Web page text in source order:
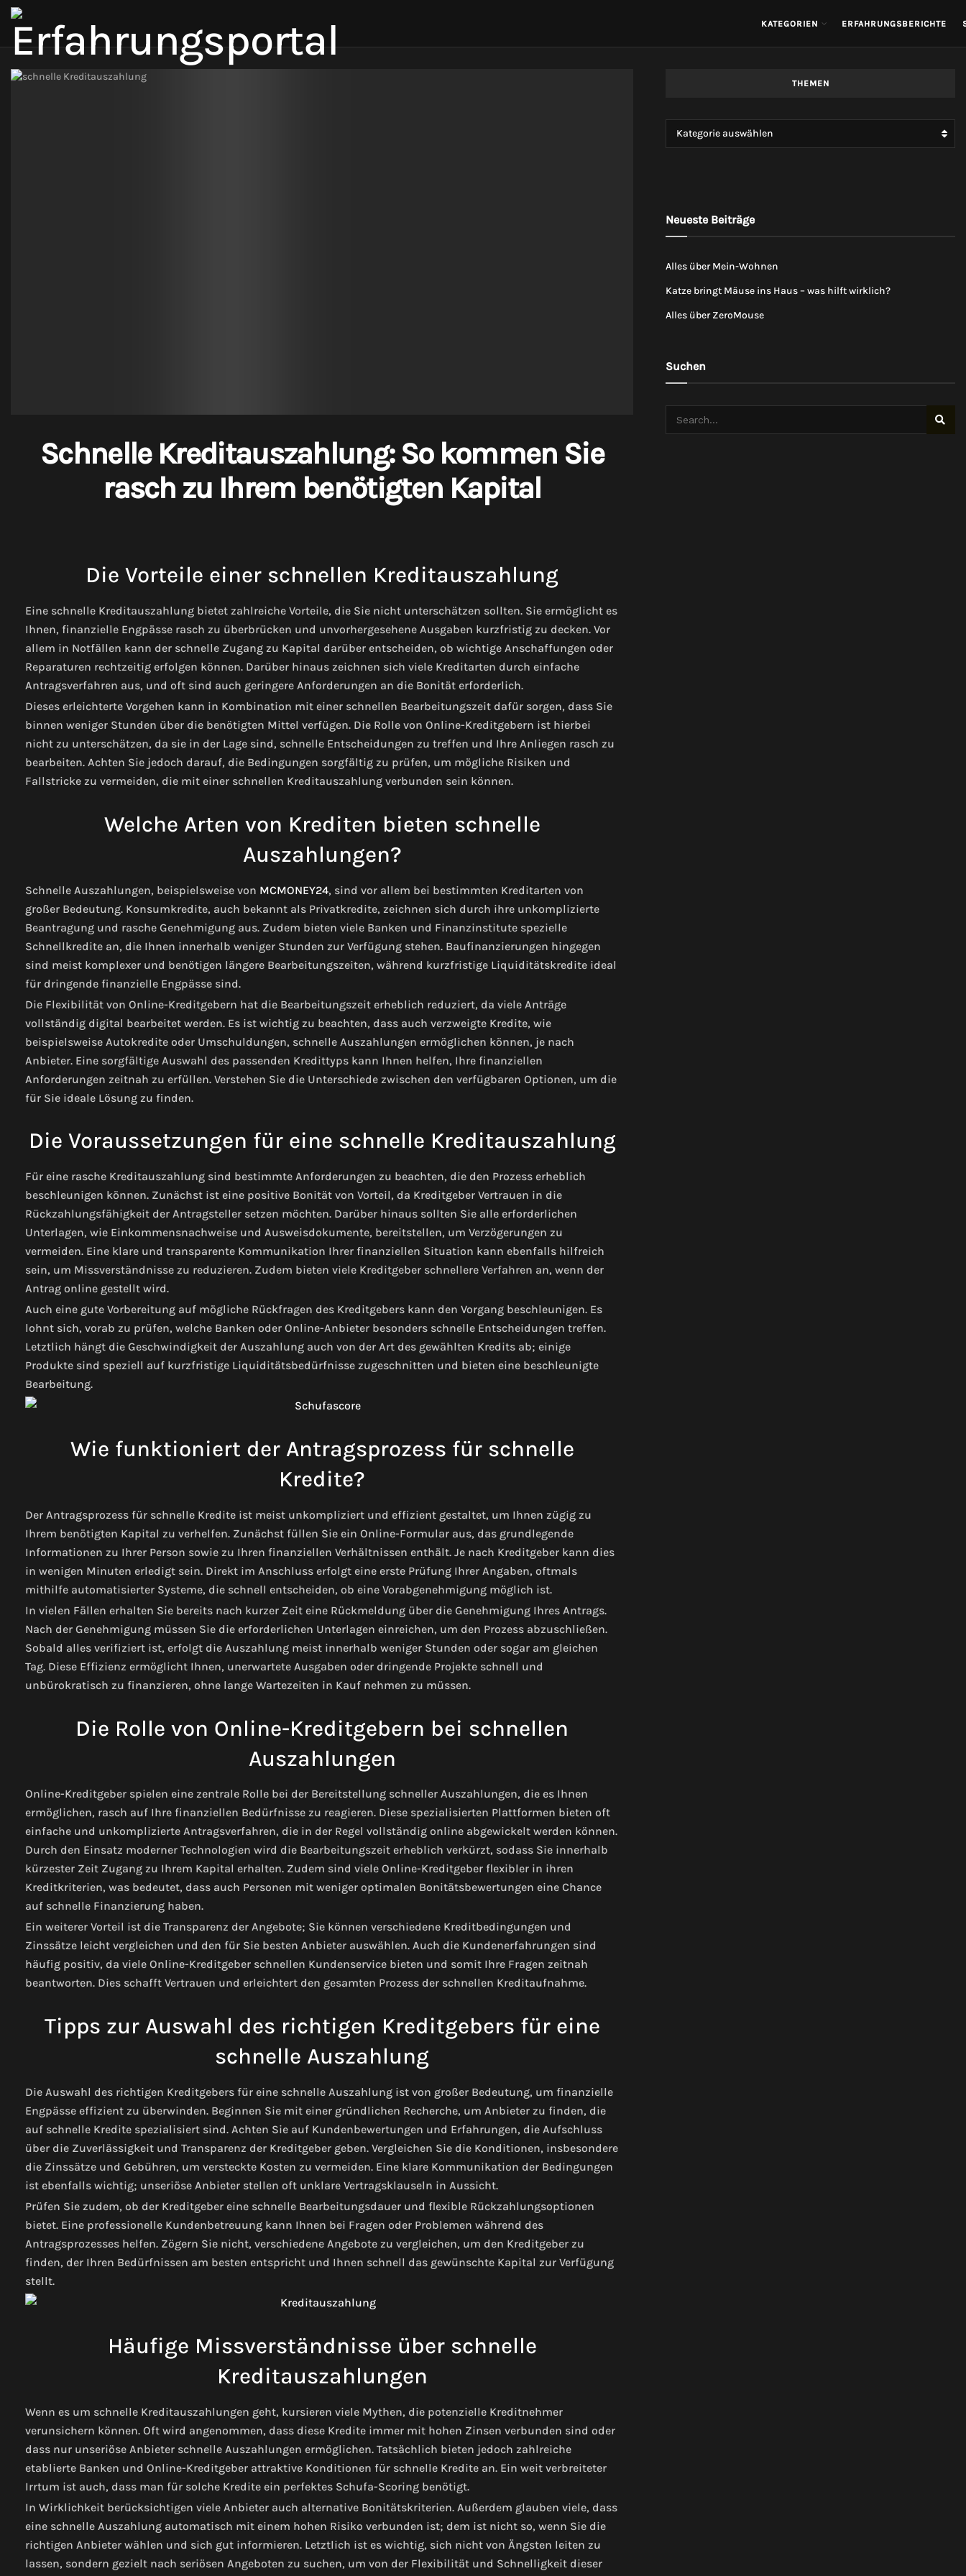
KATEGORIEN ERFAHRUNGSBERICHTE
Schnelle Kreditauszahlung: So kommen Sie
rasch zu Ihrem benötigten Kapital
Die Vorteile einer schnellen Kreditauszahlung
Eine schnelle Kreditauszahlung bietet zahlreiche Vorteile, die Sie nicht unterschätzen sollten. Sie ermöglicht es
Ihnen, finanzielle Engpässe rasch zu überbrücken und unvorhergesehene Ausgaben kurzfristig zu decken. Vor
allem in Notfällen kann der schnelle Zugang zu Kapital darüber entscheiden, ob wichtige Anschaffungen oder
Reparaturen rechtzeitig erfolgen können. Darüber hinaus zeichnen sich viele Kreditarten durch einfache
Antragsverfahren aus, und oft sind auch geringere Anforderungen an die Bonität erforderlich.
Dieses erleichterte Vorgehen kann in Kombination mit einer schnellen Bearbeitungszeit dafür sorgen, dass Sie
binnen weniger Stunden über die benötigten Mittel verfügen. Die Rolle von Online-Kreditgebern ist hierbei
nicht zu unterschätzen, da sie in der Lage sind, schnelle Entscheidungen zu treffen und Ihre Anliegen rasch zu
bearbeiten. Achten Sie jedoch darauf, die Bedingungen sorgfältig zu prüfen, um mögliche Risiken und
Fallstricke zu vermeiden, die mit einer schnellen Kreditauszahlung verbunden sein können.
Welche Arten von Krediten bieten schnelle
Auszahlungen?
Schnelle Auszahlungen, beispielsweise von MCMONEY24, sind vor allem bei bestimmten Kreditarten von
großer Bedeutung. Konsumkredite, auch bekannt als Privatkredite, zeichnen sich durch ihre unkomplizierte
Beantragung und rasche Genehmigung aus. Zudem bieten viele Banken und Finanzinstitute spezielle
Schnellkredite an, die Ihnen innerhalb weniger Stunden zur Verfügung stehen. Baufinanzierungen hingegen
sind meist komplexer und benötigen längere Bearbeitungszeiten, während kurzfristige Liquiditätskredite ideal
für dringende finanzielle Engpässe sind.
Die Flexibilität von Online-Kreditgebern hat die Bearbeitungszeit erheblich reduziert, da viele Anträge
vollständig digital bearbeitet werden. Es ist wichtig zu beachten, dass auch verzweigte Kredite, wie
beispielsweise Autokredite oder Umschuldungen, schnelle Auszahlungen ermöglichen können, je nach
Anbieter. Eine sorgfältige Auswahl des passenden Kredittyps kann Ihnen helfen, Ihre finanziellen
Anforderungen zeitnah zu erfüllen. Verstehen Sie die Unterschiede zwischen den verfügbaren Optionen, um die
für Sie ideale Lösung zu finden.
Die Voraussetzungen für eine schnelle Kreditauszahlung
Für eine rasche Kreditauszahlung sind bestimmte Anforderungen zu beachten, die den Prozess erheblich
beschleunigen können. Zunächst ist eine positive Bonität von Vorteil, da Kreditgeber Vertrauen in die
Rückzahlungsfähigkeit der Antragsteller setzen möchten. Darüber hinaus sollten Sie alle erforderlichen
Unterlagen, wie Einkommensnachweise und Ausweisdokumente, bereitstellen, um Verzögerungen zu
vermeiden. Eine klare und transparente Kommunikation Ihrer finanziellen Situation kann ebenfalls hilfreich
sein, um Missverständnisse zu reduzieren. Zudem bieten viele Kreditgeber schnellere Verfahren an, wenn der
Antrag online gestellt wird.
Auch eine gute Vorbereitung auf mögliche Rückfragen des Kreditgebers kann den Vorgang beschleunigen. Es
lohnt sich, vorab zu prüfen, welche Banken oder Online-Anbieter besonders schnelle Entscheidungen treffen.
Letztlich hängt die Geschwindigkeit der Auszahlung auch von der Art des gewählten Kredits ab; einige
Produkte sind speziell auf kurzfristige Liquiditätsbedürfnisse zugeschnitten und bieten eine beschleunigte
Bearbeitung.
Wie funktioniert der Antragsprozess für schnelle
Kredite?
Der Antragsprozess für schnelle Kredite ist meist unkompliziert und effizient gestaltet, um Ihnen zügig zu
Ihrem benötigten Kapital zu verhelfen. Zunächst füllen Sie ein Online-Formular aus, das grundlegende
Informationen zu Ihrer Person sowie zu Ihren finanziellen Verhältnissen enthält. Je nach Kreditgeber kann dies
in wenigen Minuten erledigt sein. Direkt im Anschluss erfolgt eine erste Prüfung Ihrer Angaben, oftmals
mithilfe automatisierter Systeme, die schnell entscheiden, ob eine Vorabgenehmigung möglich ist.
In vielen Fällen erhalten Sie bereits nach kurzer Zeit eine Rückmeldung über die Genehmigung Ihres Antrags.
Nach der Genehmigung müssen Sie die erforderlichen Unterlagen einreichen, um den Prozess abzuschließen.
Sobald alles verifiziert ist, erfolgt die Auszahlung meist innerhalb weniger Stunden oder sogar am gleichen
Tag. Diese Effizienz ermöglicht Ihnen, unerwartete Ausgaben oder dringende Projekte schnell und
unbürokratisch zu finanzieren, ohne lange Wartezeiten in Kauf nehmen zu müssen.
Die Rolle von Online-Kreditgebern bei schnellen
Auszahlungen
Online-Kreditgeber spielen eine zentrale Rolle bei der Bereitstellung schneller Auszahlungen, die es Ihnen
ermöglichen, rasch auf Ihre finanziellen Bedürfnisse zu reagieren. Diese spezialisierten Plattformen bieten oft
einfache und unkomplizierte Antragsverfahren, die in der Regel vollständig online abgewickelt werden können.
Durch den Einsatz moderner Technologien wird die Bearbeitungszeit erheblich verkürzt, sodass Sie innerhalb
kürzester Zeit Zugang zu Ihrem Kapital erhalten. Zudem sind viele Online-Kreditgeber flexibler in ihren
Kreditkriterien, was bedeutet, dass auch Personen mit weniger optimalen Bonitätsbewertungen eine Chance
auf schnelle Finanzierung haben.
Ein weiterer Vorteil ist die Transparenz der Angebote; Sie können verschiedene Kreditbedingungen und
Zinssätze leicht vergleichen und den für Sie besten Anbieter auswählen. Auch die Kundenerfahrungen sind
häufig positiv, da viele Online-Kreditgeber schnellen Kundenservice bieten und somit Ihre Fragen zeitnah
beantworten. Dies schafft Vertrauen und erleichtert den gesamten Prozess der schnellen Kreditaufnahme.
Tipps zur Auswahl des richtigen Kreditgebers für eine
schnelle Auszahlung
Die Auswahl des richtigen Kreditgebers für eine schnelle Auszahlung ist von großer Bedeutung, um finanzielle
Engpässe effizient zu überwinden. Beginnen Sie mit einer gründlichen Recherche, um Anbieter zu finden, die
auf schnelle Kredite spezialisiert sind. Achten Sie auf Kundenbewertungen und Erfahrungen, die Aufschluss
über die Zuverlässigkeit und Transparenz der Kreditgeber geben. Vergleichen Sie die Konditionen, insbesondere
die Zinssätze und Gebühren, um versteckte Kosten zu vermeiden. Eine klare Kommunikation der Bedingungen
ist ebenfalls wichtig; unseriöse Anbieter stellen oft unklare Vertragsklauseln in Aussicht.
Prüfen Sie zudem, ob der Kreditgeber eine schnelle Bearbeitungsdauer und flexible Rückzahlungsoptionen
bietet. Eine professionelle Kundenbetreuung kann Ihnen bei Fragen oder Problemen während des
Antragsprozesses helfen. Zögern Sie nicht, verschiedene Angebote zu vergleichen, um den Kreditgeber zu
finden, der Ihren Bedürfnissen am besten entspricht und Ihnen schnell das gewünschte Kapital zur Verfügung
stellt.
Häufige Missverständnisse über schnelle
Kreditauszahlungen
Wenn es um schnelle Kreditauszahlungen geht, kursieren viele Mythen, die potenzielle Kreditnehmer
verunsichern können. Oft wird angenommen, dass diese Kredite immer mit hohen Zinsen verbunden sind oder
dass nur unseriöse Anbieter schnelle Auszahlungen ermöglichen. Tatsächlich bieten jedoch zahlreiche
etablierte Banken und Online-Kreditgeber attraktive Konditionen für schnelle Kredite an. Ein weit verbreiteter
Irrtum ist auch, dass man für solche Kredite ein perfektes Schufa-Scoring benötigt.
In Wirklichkeit berücksichtigen viele Anbieter auch alternative Bonitätskriterien. Außerdem glauben viele, dass
eine schnelle Auszahlung automatisch mit einem hohen Risiko verbunden ist; dem ist nicht so, wenn Sie die
richtigen Anbieter wählen und sich gut informieren. Letztlich ist es wichtig, sich nicht von Ängsten leiten zu
lassen, sondern gezielt nach seriösen Angeboten zu suchen, um von der Flexibilität und Schnelligkeit dieser
THEMEN
Kategorie auswählen
Neueste Beiträge
Alles über Mein-Wohnen
Katze bringt Mäuse ins Haus – was hilft wirklich?
Alles über ZeroMouse
Suchen